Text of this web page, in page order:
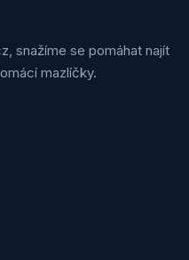
snažíme se pomáhat najít
mazlíčky.